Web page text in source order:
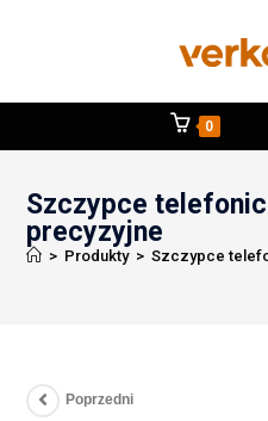
0
Szczypce
precyzyjne
> Produkty > Szczypce
Poprzedni